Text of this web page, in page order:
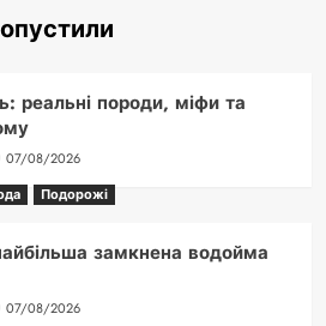
реальні породи, міфи та
07/08/2026
Подорожі
замкнена водойма
07/08/2026